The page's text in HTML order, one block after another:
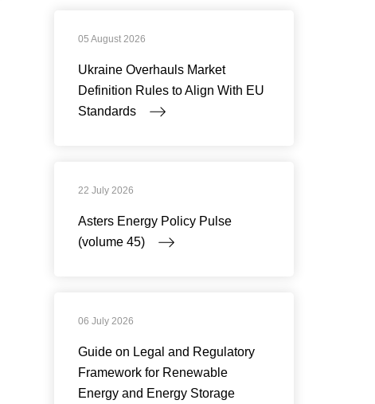
05 August 2026
Ukraine Overhauls Market
Definition Rules to Align With EU
Standards
22 July 2026
Asters Energy Policy Pulse
(volume 45)
06 July 2026
Guide on Legal and Regulatory
Framework for Renewable
Energy and Energy Storage